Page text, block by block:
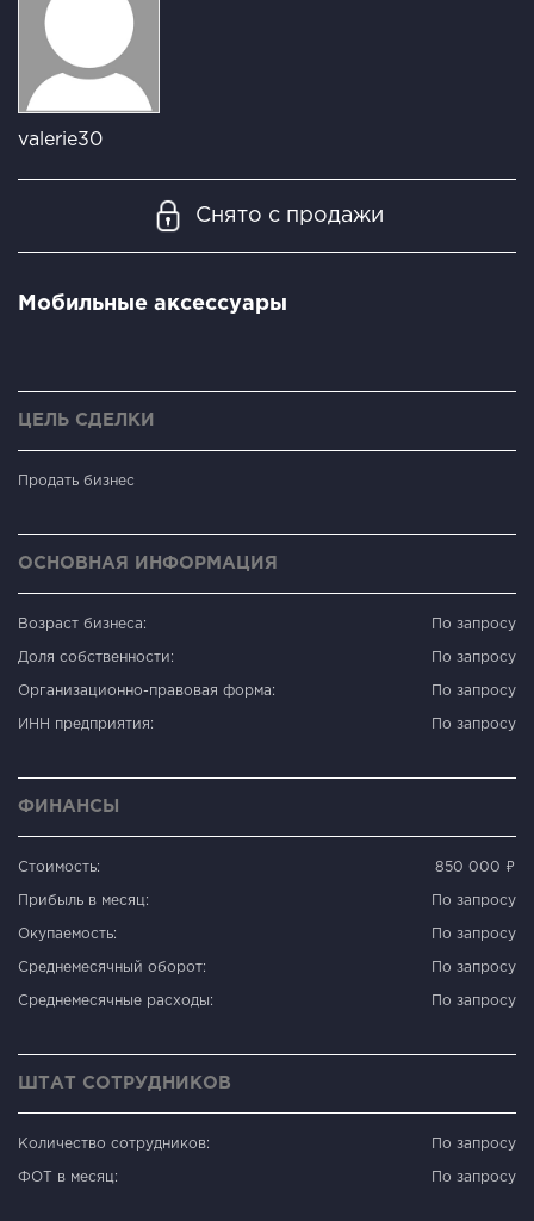
valerie30
Снято с продажи
Мобильные аксессуары
ЦЕЛЬ СДЕЛКИ
Продать бизнес
ОСНОВНАЯ ИНФОРМАЦИЯ
Возраст бизнеса: По запросу
Доля собственности: По запросу
Организационно-правовая форма: По запросу
ИНН предприятия: По запросу
ФИНАНСЫ
Стоимость: 850 000 ₽
Прибыль в месяц: По запросу
Окупаемость: По запросу
Среднемесячный оборот: По запросу
Среднемесячные расходы: По запросу
ШТАТ СОТРУДНИКОВ
Количество сотрудников: По запросу
ФОТ в месяц: По запросу